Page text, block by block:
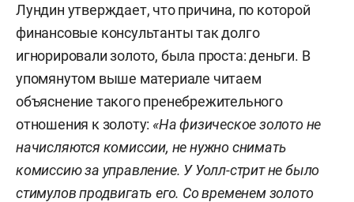
Лундин утверждает, что причина, по которой
финансовые консультанты так долго
игнорировали золото, была проста: деньги. В
упомянутом выше материале читаем
объяснение такого пренебрежительного
отношения к золоту: «На физическое золото не
начисляются комиссии, не нужно снимать
комиссию за управление. У Уолл-стрит не было
стимулов продвигать его. Со временем золото